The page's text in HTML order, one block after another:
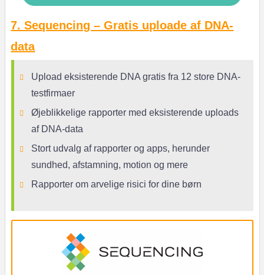
7. Sequencing – Gratis uploade af DNA-
data
Upload eksisterende DNA gratis fra 12 store DNA-
testfirmaer
Øjeblikkelige rapporter med eksisterende uploads
af DNA-data
Stort udvalg af rapporter og apps, herunder
sundhed, afstamning, motion og mere
Rapporter om arvelige risici for dine børn